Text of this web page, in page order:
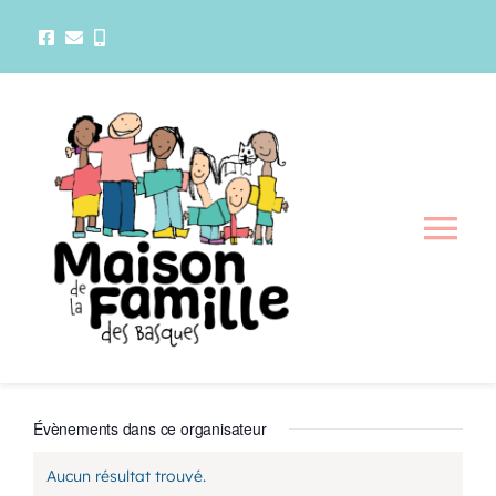
La maison
Évènements dans ce organisateur
Notice
Aucun résultat trouvé.